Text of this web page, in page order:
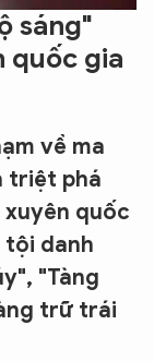
sáng"
quốc gia
về ma
triệt phá
quốc
tội danh
"Tàng
trữ trái